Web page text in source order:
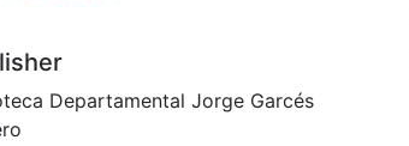
Departamental Jorge Garcés